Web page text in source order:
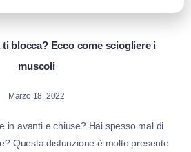
blocca? Ecco come sciogliere i
muscoli
Marzo 18, 2022
in avanti e chiuse? Hai spesso mal di
Questa disfunzione è molto presente